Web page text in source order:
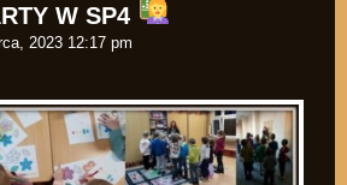
W SP4
2023 12:17 pm